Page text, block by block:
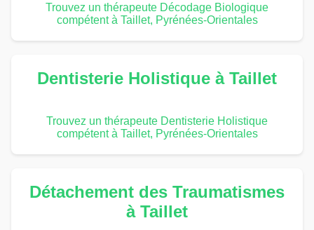
Trouvez un thérapeute Décodage Biologique
compétent à Taillet, Pyrénées-Orientales
Dentisterie Holistique à Taillet
Trouvez un thérapeute Dentisterie Holistique
compétent à Taillet, Pyrénées-Orientales
Détachement des Traumatismes
à Taillet